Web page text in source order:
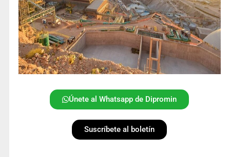
Únete al Whatsapp de Dipromin
Suscríbete al boletín